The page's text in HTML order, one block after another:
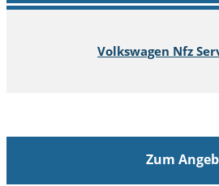
Volkswagen Nfz
Zum